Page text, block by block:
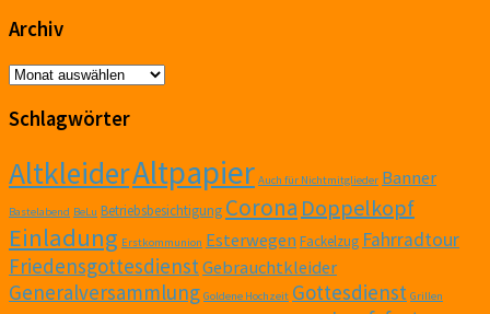
Archiv
Archiv
Schlagwörter
AltkleiderAltpapier Auch für Nichtmitglieder Banner
Bastelabend BeLu Betriebsbesichtigung Corona Doppelkopf
Einladung Erstkommunion Esterwegen Fackelzug Fahrradtour
FriedensgottesdienstGebrauchtkleider
Generalversammlung Goldene Hochzeit Gottesdienst Grillen